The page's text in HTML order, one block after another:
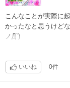
こんなことが実際に
かったなと思うけど
ノД`)
いいね 0件